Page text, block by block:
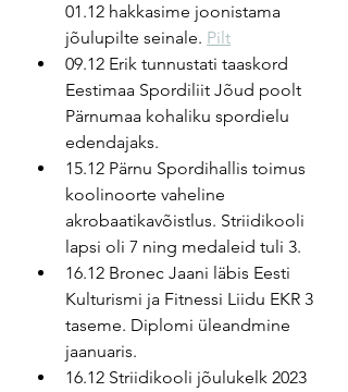
01.12 hakkasime joonistama
jõulupilte seinale. Pilt
09.12 Erik tunnustati taaskord
Eestimaa Spordiliit Jõud poolt
Pärnumaa kohaliku spordielu
edendajaks.
15.12 Pärnu Spordihallis toimus
koolinoorte vaheline
akrobaatikavõistlus. Striidikooli
lapsi oli 7 ning medaleid tuli 3.
16.12 Bronec Jaani läbis Eesti
Kulturismi ja Fitnessi Liidu EKR 3
taseme. Diplomi üleandmine
jaanuaris.
16.12 Striidikooli jõulukelk 2023